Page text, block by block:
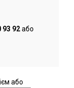
93 92або
або